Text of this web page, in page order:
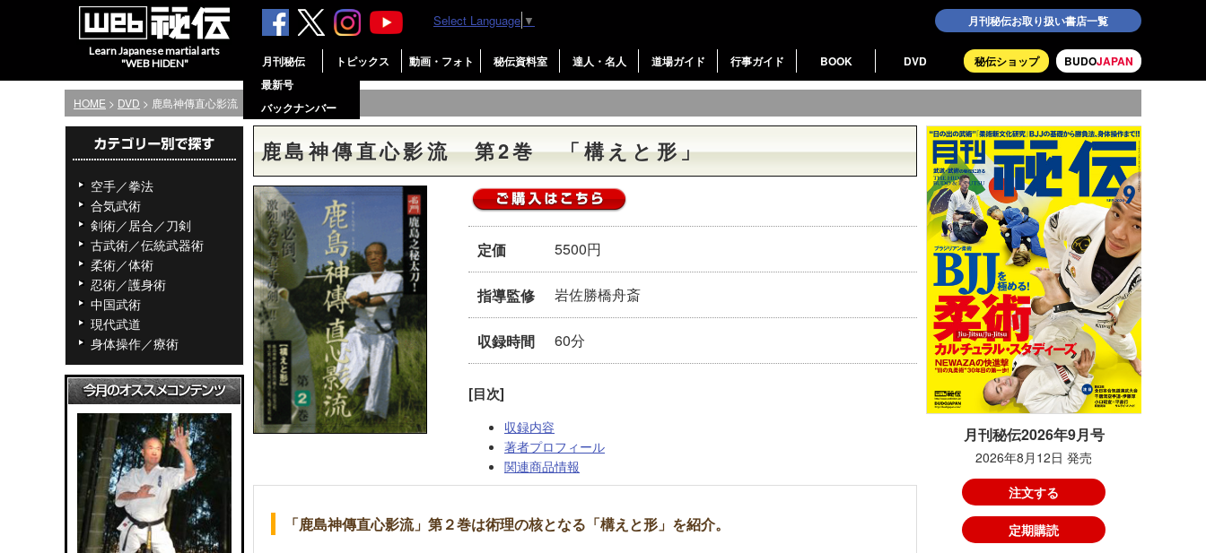
Learn Japanese martial arts
"WEB HIDEN"
月刊秘伝お取り扱い書店一覧
BUDOJAPAN
秘伝ショップ
月刊秘伝
最新号
バックナンバー
トピックス 動画・フォト 秘伝資料室 達人・名人 道場ガイド 行事ガイド BOOK DVD
Select Language ▼
HOME > DVD > 鹿島神傳直心影流 第2巻 「構えと形」
空手／拳法
合気武術
剣術／居合／刀剣
古武術／伝統武器術
柔術／体術
忍術／護身術
中国武術
現代武道
身体操作／療術
鹿島神傳直心影流 第2巻 「構えと形」
定価 5500円
指導監修 岩佐勝橋舟斎
収録時間 60分
[目次]
収録内容
著者プロフィール
関連商品情報
「鹿島神傳直心影流」第２巻は術理の核となる「構えと形」を紹介。
月刊秘伝2026年9月号
2026年8月12日 発売
注文する
定期購読